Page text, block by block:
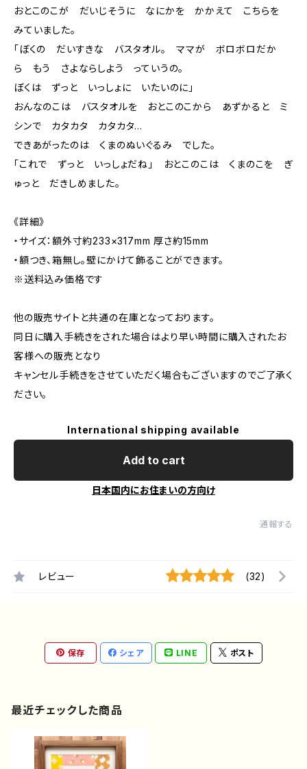
おとこのこが だいじそうに なにかを かかえて こちらを
みていました。
「ぼくの だいすきな バスタオル。 ママが ボロボロだか
ら もう さよならしよう っていうの。
ぼくは ずっと いっしょに いたいのに」
おんなのこは バスタオルを おとこのこから あずかると ミ
シンで カタカタ カタカタ…
できあがったのは くまのぬいぐるみ でした。
「これで ずっと いっしょだね」 おとこのこは くまのこを ぎ
ゅっと だきしめました。
《詳細》
・サイズ：額外寸約233×317mm 厚さ約15mm
・額つき、箱無し。壁にかけて飾ることができます。
※送料込み価格です
他の販売サイトと共通の在庫となっております。
同日に購入手続きをされた場合はより早い時間に購入されたお
客様への販売となり
キャンセル手続きをさせていただく場合もございますのでご了承く
ださい。
International shipping available
Add to cart
日本国内にお住まいの方向け
通報する
レビュー (32)
保存 シェア LINE ポスト
最近チェックした商品